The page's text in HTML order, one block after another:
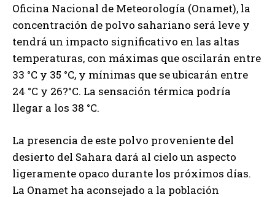
Oficina Nacional de Meteorología (Onamet), la
concentración de polvo sahariano será leve y
tendrá un impacto significativo en las altas
temperaturas, con máximas que oscilarán entre
33 °C y 35 °C, y mínimas que se ubicarán entre
24 °C y 26?°C. La sensación térmica podría
llegar a los 38 °C.
La presencia de este polvo proveniente del
desierto del Sahara dará al cielo un aspecto
ligeramente opaco durante los próximos días.
La Onamet ha aconsejado a la población